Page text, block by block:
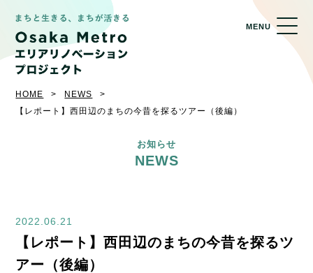
MENU
HOME
NEWS
【レポート】西田辺のまちの今昔を探るツアー（後編）
お知らせ
NEWS
2022.06.21
【レポート】西田辺のまちの今昔を探るツ
アー（後編）